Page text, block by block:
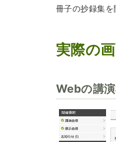
冊子の抄録集を
実際の
Webの講